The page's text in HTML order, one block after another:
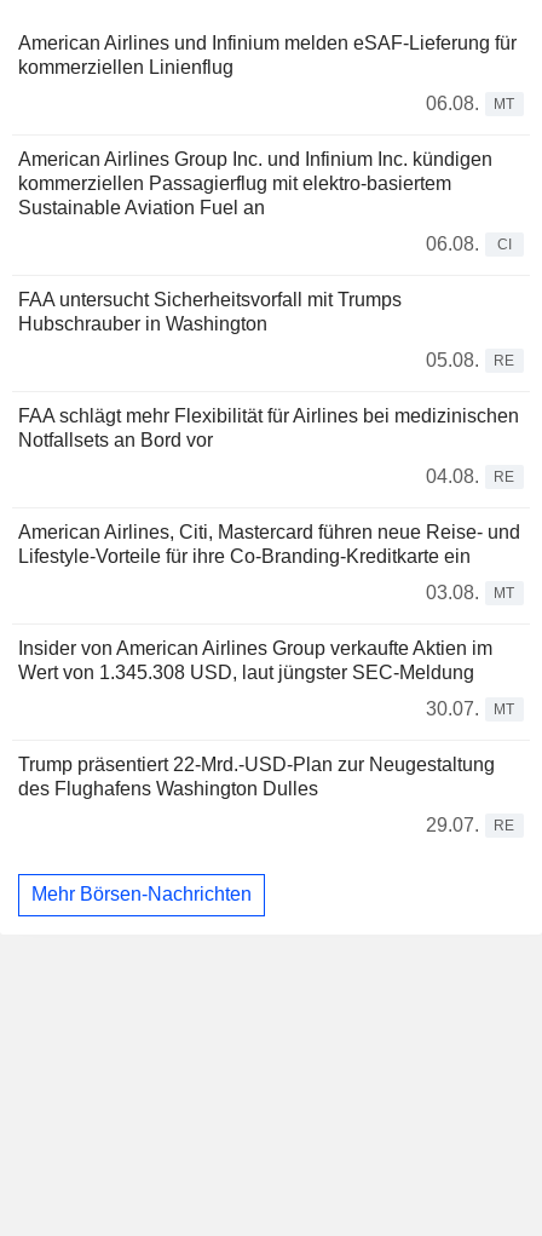
American Airlines und Infinium melden eSAF-Lieferung für
kommerziellen Linienflug
06.08.
MT
American Airlines Group Inc. und Infinium Inc. kündigen
kommerziellen Passagierflug mit elektro-basiertem
Sustainable Aviation Fuel an
06.08.
CI
FAA untersucht Sicherheitsvorfall mit Trumps
Hubschrauber in Washington
05.08.
RE
FAA schlägt mehr Flexibilität für Airlines bei medizinischen
Notfallsets an Bord vor
04.08.
RE
American Airlines, Citi, Mastercard führen neue Reise- und
Lifestyle-Vorteile für ihre Co-Branding-Kreditkarte ein
03.08.
MT
Insider von American Airlines Group verkaufte Aktien im
Wert von 1.345.308 USD, laut jüngster SEC-Meldung
30.07.
MT
Trump präsentiert 22-Mrd.-USD-Plan zur Neugestaltung
des Flughafens Washington Dulles
29.07.
RE
Mehr Börsen-Nachrichten